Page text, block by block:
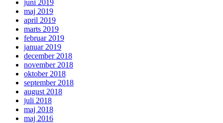
juni 2019
maj 2019
april 2019
marts 2019
februar 2019
januar 2019
december 2018
november 2018
oktober 2018
september 2018
august 2018
juli 2018
maj 2018
maj 2016